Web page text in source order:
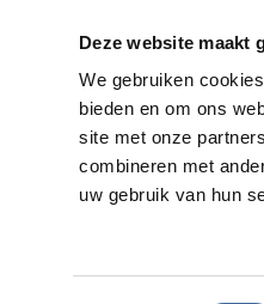
Deze website maakt
We gebruiken
bieden en om ons
site met onze
combineren met
uw gebruik van hun